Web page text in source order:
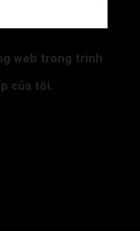
web trong trình
của tôi.